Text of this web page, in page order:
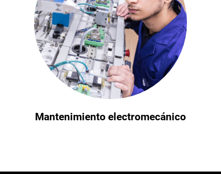
Mantenimiento electromecánico